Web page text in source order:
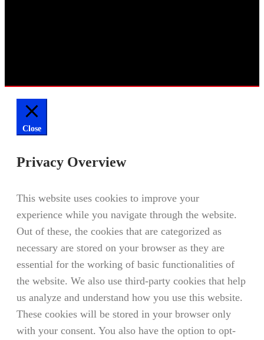
Close
Privacy Overview
This website uses cookies to improve your
experience while you navigate through the website.
Out of these, the cookies that are categorized as
necessary are stored on your browser as they are
essential for the working of basic functionalities of
the website. We also use third-party cookies that help
us analyze and understand how you use this website.
These cookies will be stored in your browser only
with your consent. You also have the option to opt-